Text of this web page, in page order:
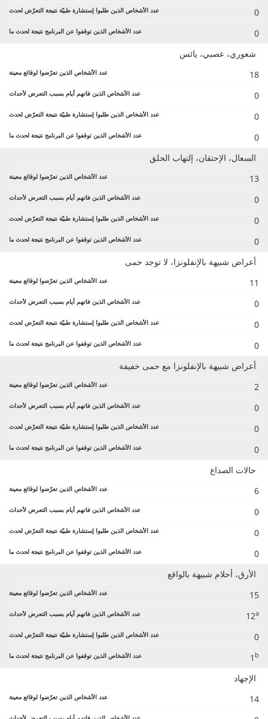
0
0
شعوري، عصبي، يائس
18
0
0
0
السعال، الإحتقان، إلتهاب الحلق
13
0
0
0
أعراض شبيهة بالإنفلونزا، لا توجد حمى
11
0
0
0
أعراض شبيهة بالإنفلونزا مع حمى خفيفة
2
0
0
0
حالات الصداع
6
0
0
0
الأرق، أحلام شبيهة بالواقع
15
12a
0
1 b
الإجهاد
14